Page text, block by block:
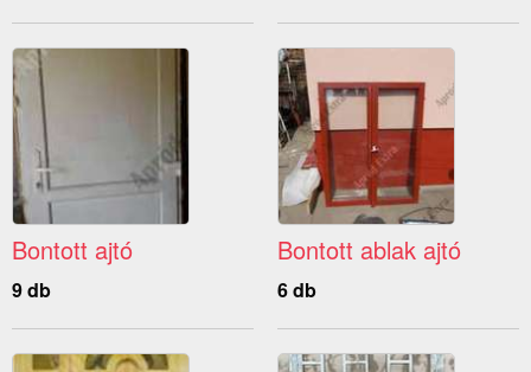
Bontott ajtó
9 db
Bontott ablak ajtó
6 db